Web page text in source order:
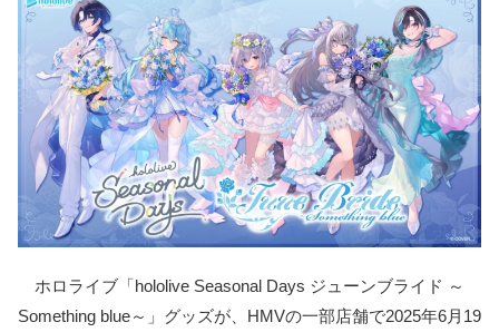
ホロライブ「hololive Seasonal Days ジューンブライド ～
Something blue～」グッズが、HMVの一部店舗で2025年6月19